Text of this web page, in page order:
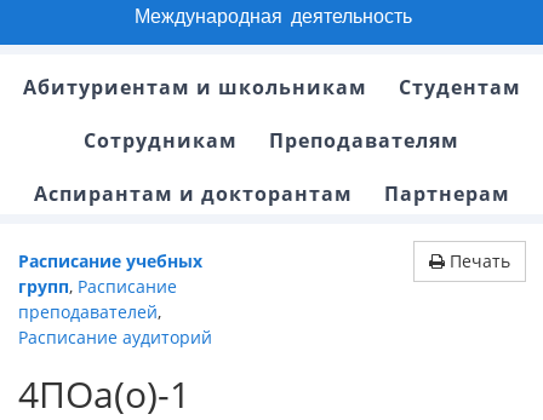
Международная деятельность
Абитуриентам и школьникам
Студентам
Сотрудникам
Преподавателям
Аспирантам и докторантам
Партнерам
Расписание учебных
групп, Расписание
преподавателей,
Расписание аудиторий
Печать
4ПОа(о)-1